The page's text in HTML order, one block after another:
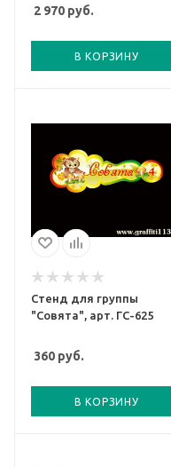
2 970 руб.
В КОРЗИНУ
Стенд для группы
"Совята", арт. ГС-625
360 руб.
В КОРЗИНУ